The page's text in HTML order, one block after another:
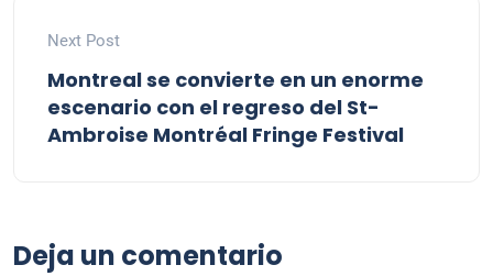
Next Post
Montreal se convierte en un enorme
escenario con el regreso del St-
Ambroise Montréal Fringe Festival
Deja un comentario